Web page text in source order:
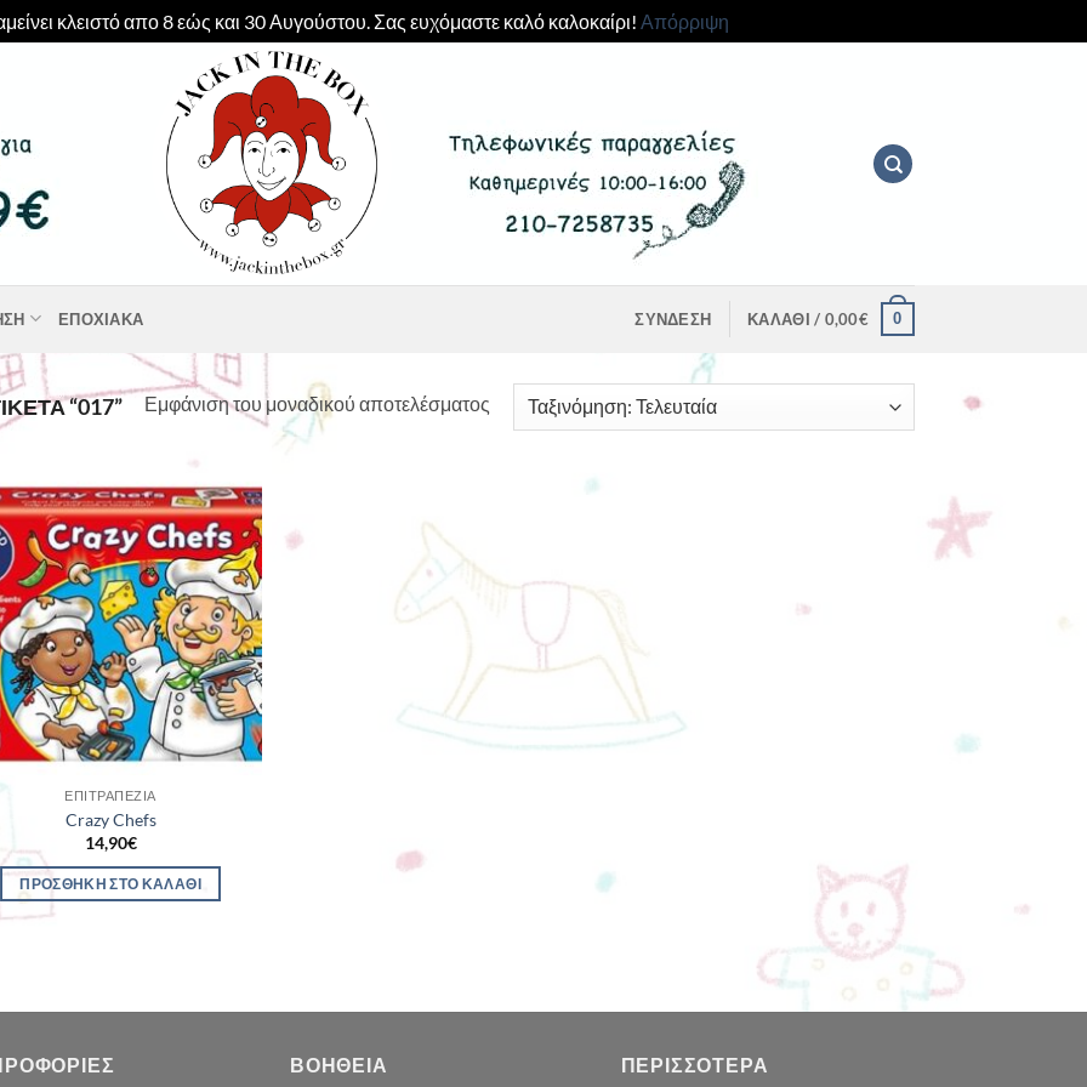
κλειστό απο 8 εώς και 30 Αυγούστου. Σας ευχόμαστε καλό καλοκαίρι! Απόρριψη
ΕΠΟΧΙΑΚΆ ΣΎΝΔΕΣΗ ΚΑΛΆΘΙ / 0,00€ 0
“017” Εμφάνιση του μοναδικού αποτελέσματος
ΕΠΙΤΡΑΠΈΖΙΑ
Crazy Chefs
14,90€
ΠΡΟΣΘΉΚΗ ΣΤΟ ΚΑΛΆΘΙ
ΒΟΉΘΕΙΑ ΠΕΡΙΣΣΌΤΕΡΑ